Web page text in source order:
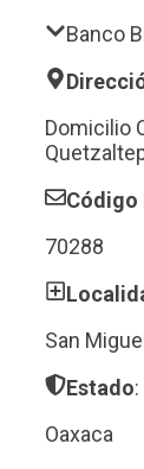
Banco
Domicilio
Código
70288
San
Estado:
Oaxaca